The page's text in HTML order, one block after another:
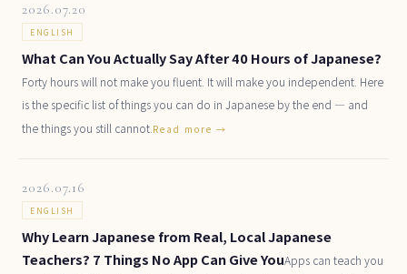
2026.07.20
ENGLISH
What Can You Actually Say After 40 Hours of Japanese?
Forty hours will not make you fluent. It will make you independent. Here
is the specific list of things you can do in Japanese by the end — and
the things you still cannot. Read more →
2026.07.16
ENGLISH
Why Learn Japanese from Real, Local Japanese
Teachers? 7 Things No App Can Give YouApps can teach you